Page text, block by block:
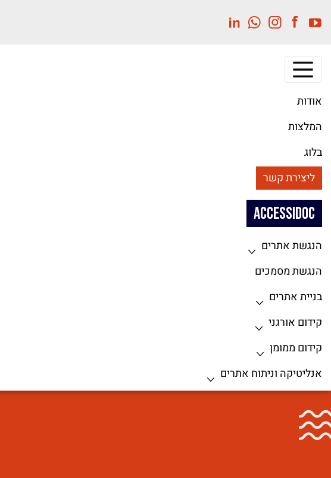
לתוכן
המרכזי
אודות
המלצות
בלוג
ליצירת קשר
ACCESSIDOC
הנגשת אתרים
הנגשת מסמכים
בניית אתרים
קידום אורגני
קידום ממומן
אנליטיקה וניתוח אתרים